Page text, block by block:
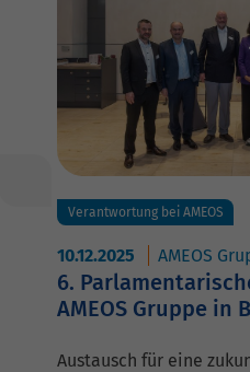
Verantwortung bei AMEOS
10.12.2025 AMEOS
6.
AMEOS Gruppe in
Austausch für eine